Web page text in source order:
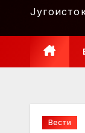
Вести